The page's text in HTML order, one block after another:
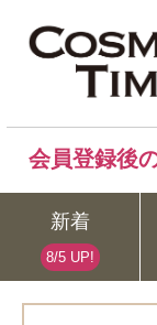
会員登録後
新着
8/5 UP!